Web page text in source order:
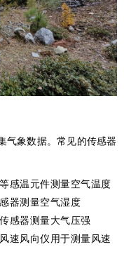
气象数据。常见的传感器
感温元件测量空气温度
器测量空气湿度
感器测量大气压强
速风向仪用于测量风速